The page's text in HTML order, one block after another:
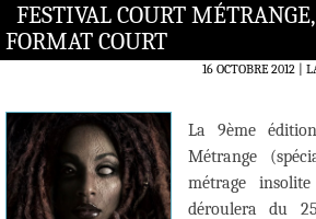
FESTIVAL COURT
FORMAT COURT
16 OCTOBRE 2012
La 9ème
Métrange
métrage
déroulera du